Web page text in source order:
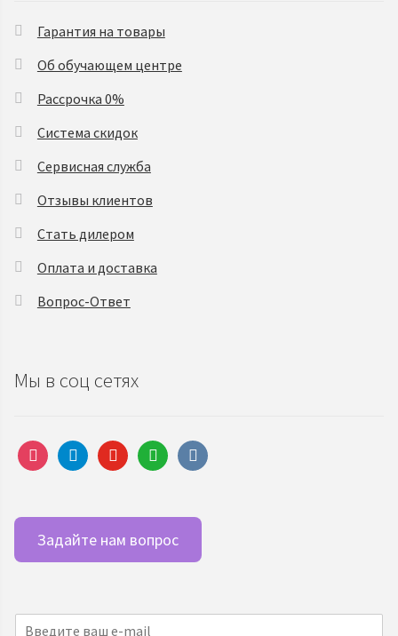
Гарантия на товары
Об обучающем центре
Рассрочка 0%
Система скидок
Сервисная служба
Отзывы клиентов
Стать дилером
Оплата и доставка
Вопрос-Ответ
Мы в соц сетях
instagramtelegramyoutubewhatsappvkontakte
Задайте нам вопрос